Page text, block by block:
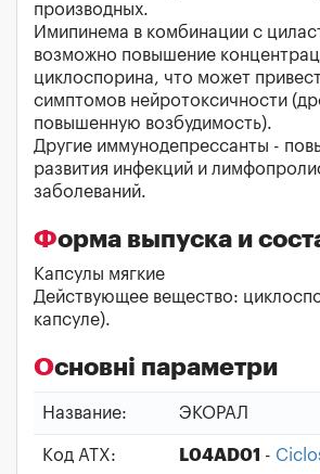
производных.
Имипинема в комбинации с
возможно повышение
циклоспорина, что может
симптомов нейротоксичности
повышенную возбудимость).
Другие иммунодепрессанты -
развития инфекций и
заболеваний.
Форма выпуска и
Капсулы мягкие
Действующее вещество:
капсуле).
Основні параметри
Название: ЭКОРАЛ
Код АТХ: L04AD01 -